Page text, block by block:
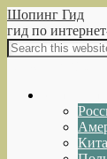
Шопинг Гид
гид по